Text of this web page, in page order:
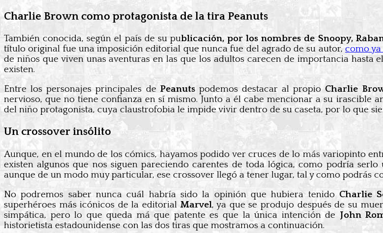
Charlie Brown como protagonista de la tira Peanuts
También conocida, según el país de su publicación, por los nombres de Snoopy,
título original fue una imposición editorial que nunca fue del agrado de su autor, como
de niños que viven unas aventuras en las que los adultos carecen de importancia hasta
existen.
Entre los personajes principales de Peanutspodemos destacar al propio Charlie
nervioso, que no tiene confianza en sí mismo. Junto a él cabe mencionar a su irascible
del niño protagonista, cuya claustrofobia le impide vivir dentro de su caseta, por lo que
Un crossover insólito
Aunque, en el mundo de los cómics, hayamos podido ver cruces de lo más variopinto
existen algunos que nos siguen pareciendo carentes de toda lógica, como podría
aunque de un modo muy particular, ese crossover llegó a tener lugar, tal y como podrás
No podremos saber nunca cuál habría sido la opinión que hubiera tenido Charlie
superhéroes más icónicos de la editorial Marvel, ya que se produjo después de su
simpática, pero lo que queda má que patente es que la única intención de John
historietista estadounidense con las dos tiras que mostramos a continuación.